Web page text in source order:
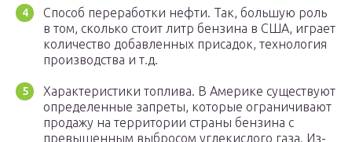
Способ переработки нефти. Так, большую роль
в том, сколько стоит литр бензина в США, играет
количество добавленных присадок, технология
производства и т.д.
Характеристики топлива. В Америке существуют
определенные запреты, которые ограничивают
продажу на территории страны бензина с
превышенным выбросом углекислого газа. Из-